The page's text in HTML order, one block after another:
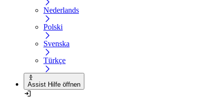
Nederlands
Polski
Svenska
Türkçe
Assist Hilfe öffnen